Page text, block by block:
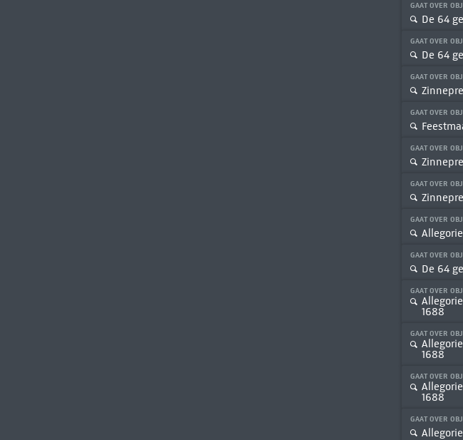
GAAT OVER
De 64
GAAT OVER
De 64
GAAT OVER
GAAT OVER
GAAT OVER
GAAT OVER
GAAT OVER
GAAT OVER
De 64
GAAT OVER
1688
GAAT OVER
1688
GAAT OVER
1688
GAAT OVER